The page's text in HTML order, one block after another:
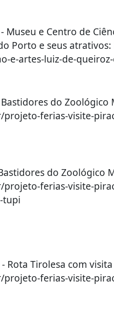
Museu e Centro de
Porto e seus
e-artes-luiz-de-
do
ferias-visite-
do Zoológico
ferias-visite-
tupi
Rota Tirolesa com
ferias-visite-